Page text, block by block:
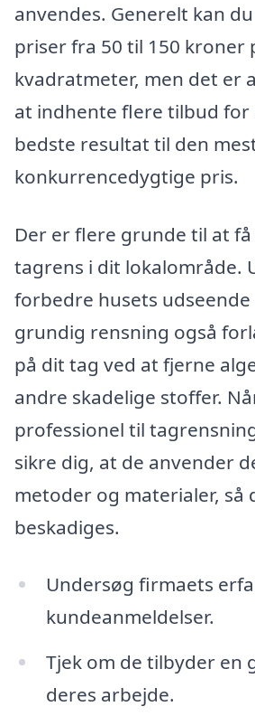
anvendes. Generelt kan
priser fra 50 til 150 kroner
kvadratmeter, men det er
at indhente flere tilbud for
bedste resultat til den
konkurrencedygtige pris.
Der er flere grunde til at
tagrens i dit lokalområde.
forbedre husets udseende
grundig rensning også
på dit tag ved at fjerne
andre skadelige stoffer.
professionel til
sikre dig, at de anvender
metoder og materialer, så
beskadiges.
Undersøg firmaets
kundeanmeldelser.
Tjek om de tilbyder en
deres arbejde.